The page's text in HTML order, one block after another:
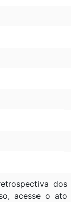
dos
acesse o ato